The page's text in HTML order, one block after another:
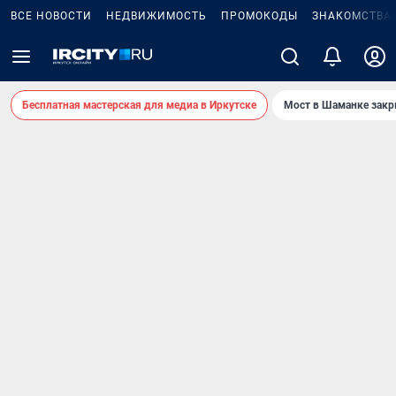
ВСЕ НОВОСТИ НЕДВИЖИМОСТЬ ПРОМОКОДЫ ЗНАКОМСТВА
Бесплатная мастерская для медиа в Иркутске Мост в Шаманке